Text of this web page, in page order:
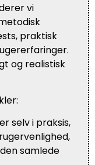
vi
praktisk
og realistisk
selv i praksis,
samlede